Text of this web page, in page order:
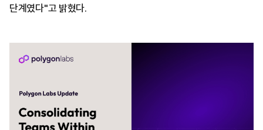
단계였다"고 밝혔다.